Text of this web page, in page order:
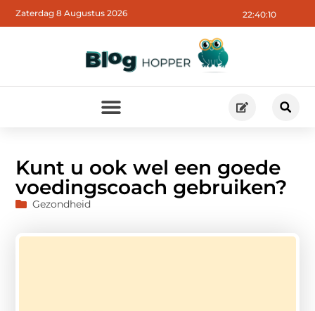
22:40:11
Zaterdag 8 Augustus 2026
Kunt u ook wel een goede
voedingscoach gebruiken?
Gezondheid